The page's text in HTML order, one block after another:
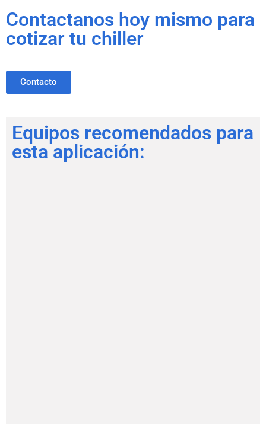
Contactanos hoy mismo para
cotizar tu chiller
Contacto
Equipos recomendados para
esta aplicación: